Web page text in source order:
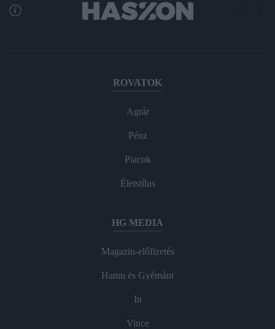
ROVATOK
Agrár
Pénz
Piacok
Életstílus
HG MEDIA
Magazin-előfizetés
Hamu és Gyémánt
In
Vince